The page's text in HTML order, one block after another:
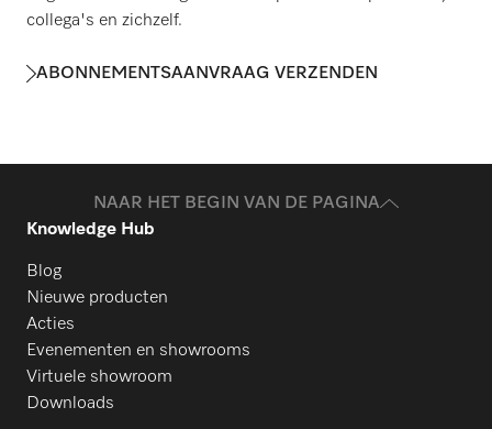
collega's en zichzelf.
ABONNEMENTSAANVRAAG VERZENDEN
NAAR HET BEGIN VAN DE PAGINA
Knowledge Hub
Blog
Nieuwe producten
Acties
Evenementen en showrooms
Virtuele showroom
Downloads